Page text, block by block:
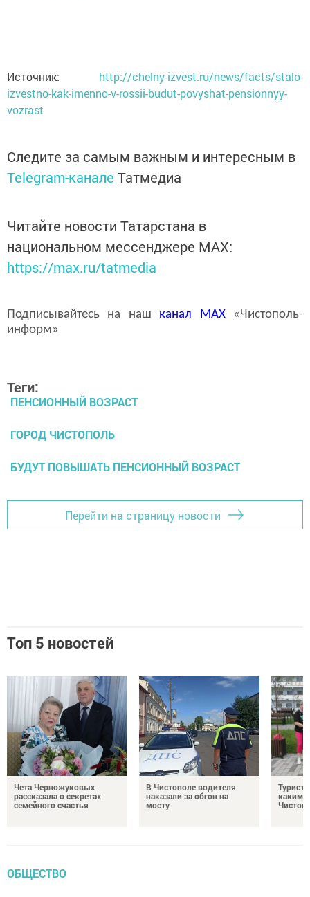
Источник: http://chelny-izvest.ru/news/facts/stalo-
izvestno-kak-imenno-v-rossii-budut-povyshat-pensionnyy-
vozrast
Следите за самым важным и интересным в
Telegram-канале Татмедиа
Читайте новости Татарстана в
национальном мессенджере MАХ:
https://max.ru/tatmedia
Подписывайтесь на наш канал MAX«Чистополь-
информ»
Теги:
ПЕНСИОННЫЙ ВОЗРАСТ
ГОРОД ЧИСТОПОЛЬ
БУДУТ ПОВЫШАТЬ ПЕНСИОННЫЙ ВОЗРАСТ
Перейти на страницу новости
Топ 5 новостей
Чета Черножуковых
рассказала о секретах
семейного счастья
В Чистополе водителя
наказали за обгон на
мосту
каким
ОБЩЕСТВО